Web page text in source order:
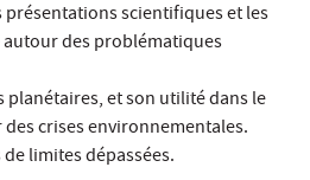
présentations scientifiques et les
des problématiques
planétaires, et son utilité dans le
crises environnementales.
limites dépassées.